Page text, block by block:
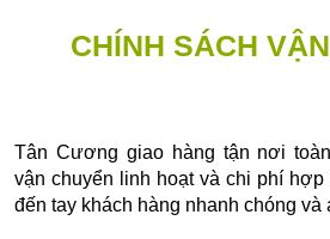
CHÍNH SÁCH
Tân Cương giao hàng tận nơi
vận chuyển linh hoạt và chi phí hợp
đến tay khách hàng nhanh chóng và